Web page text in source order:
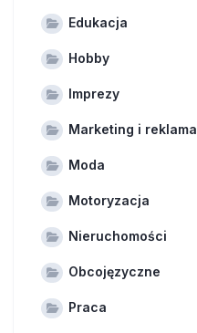
Edukacja
Hobby
Imprezy
Marketing i reklama
Moda
Motoryzacja
Nieruchomości
Obcojęzyczne
Praca